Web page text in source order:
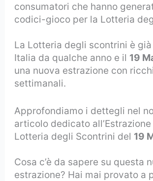
consumatori che hanno
codici-gioco per la Lotteria
La Lotteria degli scontrini è
Italia da qualche anno e il 19
una nuova estrazione con
settimanali.
Approfondiamo i dettegli nel
articolo dedicato
Lotteria degli Scontrini del 19
Cosa c’è da sapere su questa
estrazione? Hai mai provato a